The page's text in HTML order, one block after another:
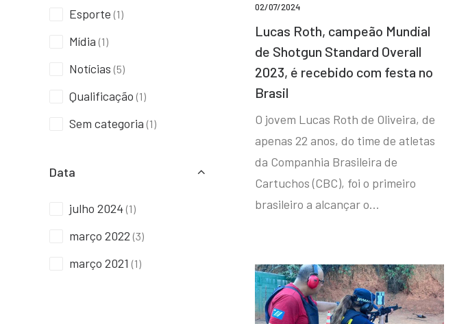
Esporte (1)
Mídia (1)
Notícias (5)
Qualificação (1)
Sem categoria (1)
Data
julho 2024 (1)
março 2022 (3)
março 2021 (1)
02/07/2024
Lucas Roth, campeão Mundial
de Shotgun Standard Overall
2023, é recebido com festa no
Brasil
O jovem Lucas Roth de Oliveira, de
apenas 22 anos, do time de atletas
da Companhia Brasileira de
Cartuchos (CBC), foi o primeiro
brasileiro a alcançar o…